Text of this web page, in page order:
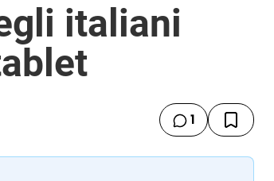
italiani
1